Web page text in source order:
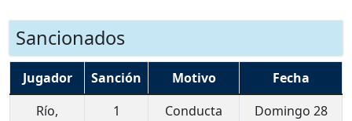
Sancionados
Jugador Sanción Motivo
Fecha
Río,
1
Conducta
Domingo 28